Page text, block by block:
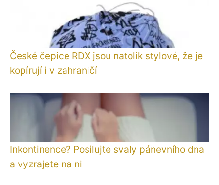
České čepice RDX jsou natolik stylové, že je
kopírují i v zahraničí
Inkontinence? Posilujte svaly pánevního dna
a vyzrajete na ni